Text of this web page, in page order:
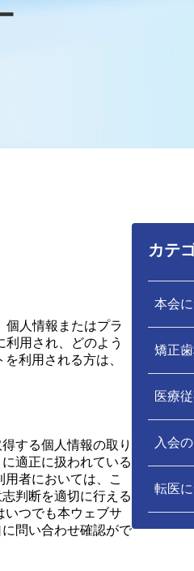
個人情報またはプラ
用され、どのよう
利用される方は、
する個人情報の取り
適正に扱われている
者においては、こ
判断を適切に行える
いつでも本ウェブサ
問い合わせ確認がで
カテ
本会
矯正
医療
入会
転医